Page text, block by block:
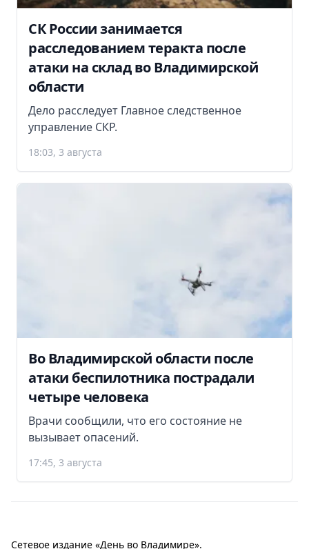
СК России занимается
расследованием теракта после
атаки на склад во Владимирской
области
Дело расследует Главное следственное
управление СКР.
18:03, 3 августа
Во Владимирской области после
атаки беспилотника пострадали
четыре человека
Врачи сообщили, что его состояние не
вызывает опасений.
17:45, 3 августа
Сетевое издание «День во Владимире».